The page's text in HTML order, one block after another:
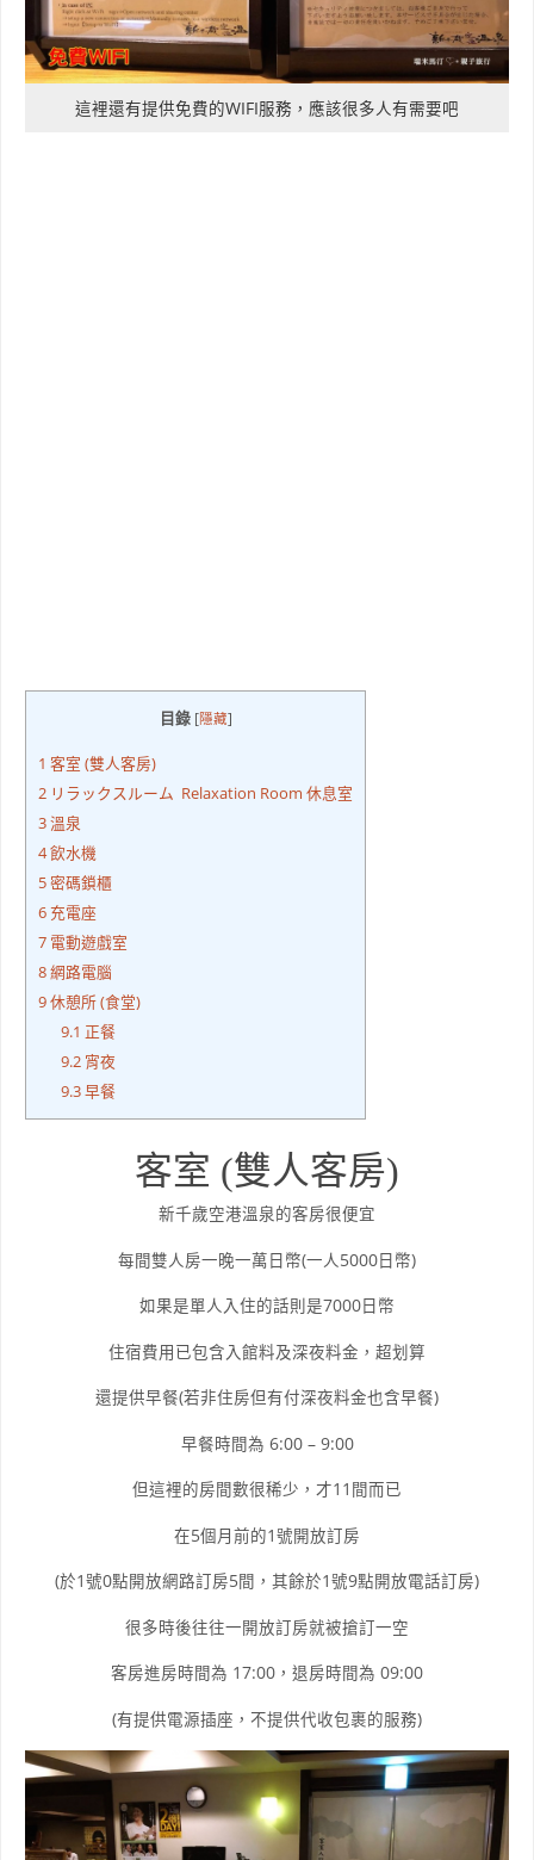
這裡還有提供免費的WIFI服務，應該很多人有需要吧
目錄 [隱藏]
1 客室 (雙人客房)
2 リラックスルーム Relaxation Room 休息室
3溫泉
4飲水機
5密碼鎖櫃
6充電座
7 電動遊戲室
8網路電腦
9休憩所 (食堂)
9.1 正餐
9.2 宵夜
9.3早餐
客室 (雙人客房)
新千歲空港溫泉的客房很便宜
每間雙人房一晚一萬日幣(一人5000日幣)
如果是單人入住的話則是7000日幣
住宿費用已包含入館料及深夜料金，超划算
還提供早餐(若非住房但有付深夜料金也含早餐)
早餐時間為 6:00 – 9:00
但這裡的房間數很稀少，才11間而已
在5個月前的1號開放訂房
(於1號0點開放網路訂房5間，其餘於1號9點開放電話訂房)
很多時後往往一開放訂房就被搶訂一空
客房進房時間為 17:00，退房時間為 09:00
(有提供電源插座，不提供代收包裹的服務)